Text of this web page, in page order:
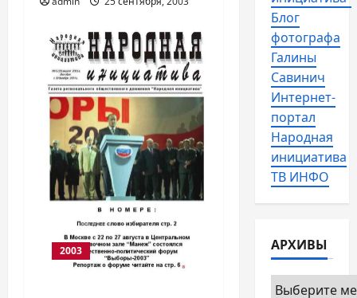
2003
Блог
фотографа
Галины
Савинич
Интернет-
портал
Народная
инициатива
ТВ ИНФО
АРХИВЫ
Архивы